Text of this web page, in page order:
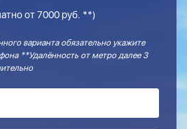
от 7000 руб. **)
обязательно укажите
**Удалённость от метро далее 3